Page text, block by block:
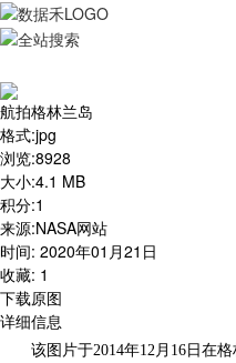
航拍格林兰岛
格式:jpg
浏览:8928
大小:4.1 MB
积分:1
来源:NASA网站
时间: 2020年01月21日
收藏: 1
下载原图
详细信息
该图片于2014年12月16日在